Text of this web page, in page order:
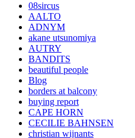
08sircus
AALTO
ADNYM
akane utsunomiya
AUTRY
BANDITS
beautiful people
Blog
borders at balcony
buying report
CAPE HORN
CECILIE BAHNSEN
christian wijnants